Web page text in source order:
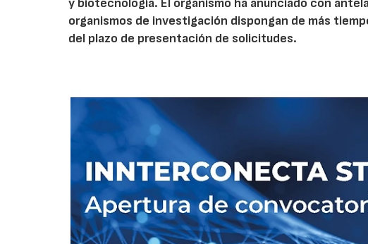
organismos de investigación dispongan de más
del plazo de presentación de solicitudes.